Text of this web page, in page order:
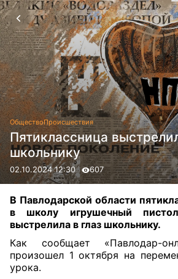
ОбществоПроисшествия
Пятиклассница
школьнику
02.10.2024 12:30 607
В Павлодарской области
в школу игрушечный
выстрелила в глаз школьнику.
Как сообщает «Павлодар-
произошел 1 октября на
урока.